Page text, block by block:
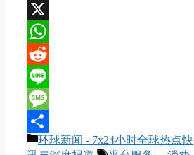
WeChat
X
WhatsApp
Reddit
Line
Message
分分
环球新闻 - 7x24小时全球热点快